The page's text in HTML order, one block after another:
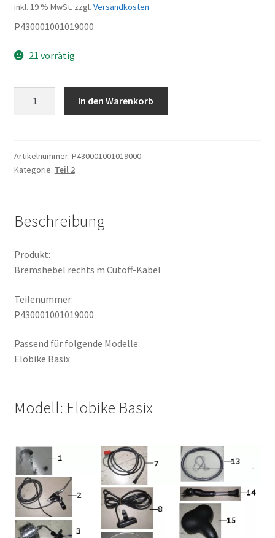
inkl. 19 % MwSt. zzgl. Versandkosten
P430001001019000
21 vorrätig
Kabel
Menge
In den Warenkorb
Artikelnummer: P430001001019000
Kategorie: Teil 2
Beschreibung
Produkt:
Bremshebel rechts m Cutoff-Kabel
Teilenummer:
P430001001019000
Passend für folgende Modelle:
Elobike Basix
Modell: Elobike Basix